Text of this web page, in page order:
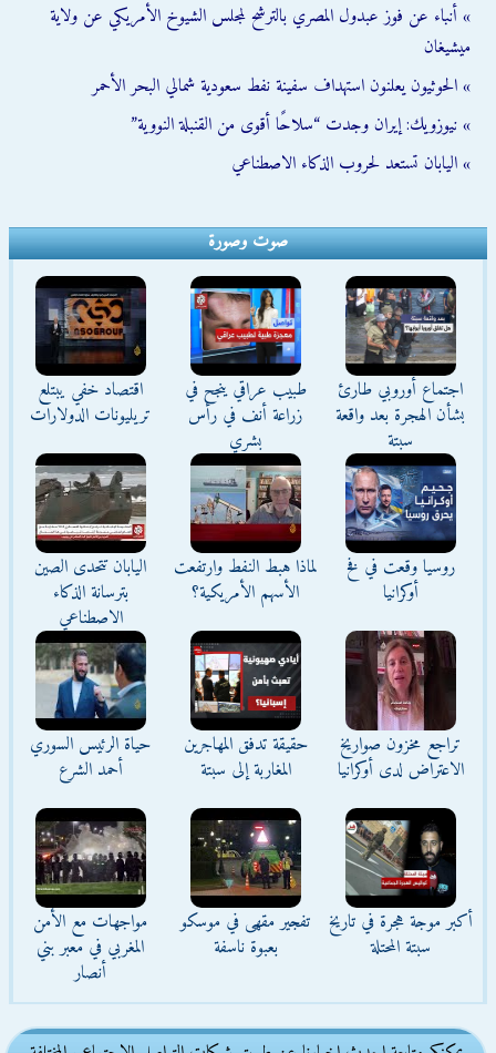
» أنباء عن فوز عبدول المصري بالترشح لمجلس الشيوخ الأمريكي عن ولاية
ميشيغان
» الحوثيون يعلنون استهداف سفينة نفط سعودية شمالي البحر الأحمر
» نيوزويك: إيران وجدت “سلاحًا أقوى من القنبلة النووية”
» اليابان تستعد لحروب الذكاء الاصطناعي
صوت وصورة
اجتماع أوروبي طارئ
بشأن الهجرة بعد واقعة
سبتة
طبيب عراقي ينجح في
زراعة أنف في رأس
بشري
اقتصاد خفي يبتلع
تريليونات الدولارات
روسيا وقعت في فخ
أوكرانيا
لماذا هبط النفط وارتفعت
الأسهم الأمريكية؟
اليابان تتحدى الصين
بترسانة الذكاء
الاصطناعي
تراجع مخزون صواريخ
الاعتراض لدى أوكرانيا
حقيقة تدفق المهاجرين
المغاربة إلى سبتة
حياة الرئيس السوري
أحمد الشرع
أكبر موجة هجرة في تاريخ
سبتة المحتلة
تفجير مقهى في موسكو
بعبوة ناسفة
مواجهات مع الأمن
المغربي في معبر بني
أنصار